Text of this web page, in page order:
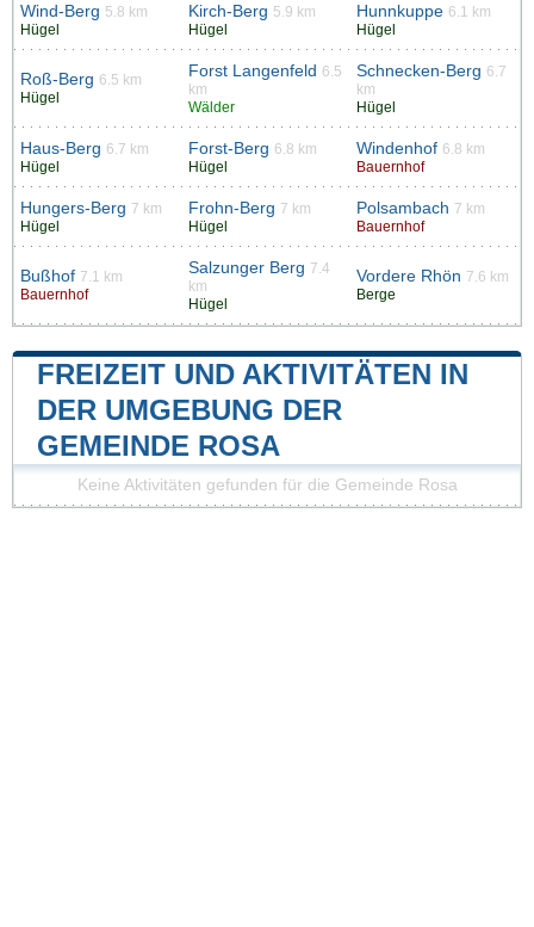
Wind-Berg 5.8 km
Hügel
Kirch-Berg 5.9 km
Hügel
Hunnkuppe 6.1 km
Hügel
Roß-Berg 6.5 km
Hügel
Forst Langenfeld 6.5
km
Wälder
Schnecken-Berg 6.7
km
Hügel
Haus-Berg 6.7 km
Hügel
Forst-Berg 6.8 km
Hügel
Windenhof 6.8 km
Bauernhof
Hungers-Berg 7 km
Hügel
Frohn-Berg 7 km
Hügel
Polsambach 7 km
Bauernhof
Bußhof 7.1 km
Bauernhof
Salzunger Berg 7.4
km
Hügel
Vordere Rhön 7.6 km
Berge
FREIZEIT UND AKTIVITÄTEN IN
DER UMGEBUNG DER
GEMEINDE ROSA
Keine Aktivitäten gefunden für die Gemeinde Rosa